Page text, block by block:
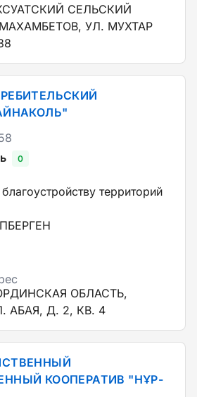
СЕЛЬСКИЙ
УЛ. МУХТАР
0
территорий
ОБЛАСТЬ,
АБАЯ, Д. 2, КВ. 4
КООПЕРАТИВ "НҰР-